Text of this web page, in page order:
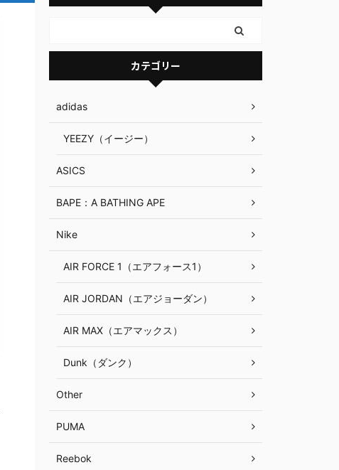
カテゴリー
adidas
YEEZY（イージー）
ASICS
BAPE：A BATHING APE
Nike
AIR FORCE 1（エアフォース1）
AIR JORDAN（エアジョーダン）
AIR MAX（エアマックス）
Dunk（ダンク）
Other
PUMA
Reebok